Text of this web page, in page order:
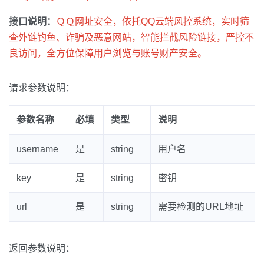
接口说明：
ＱＱ网址安全，依托QQ云端风控系统，实时筛
查外链钓鱼、诈骗及恶意网站，智能拦截风险链接，严控不
良访问，全方位保障用户浏览与账号财产安全。
请求参数说明：
参数名称 必填 类型 说明
username 是 string 用户名
key 是 string 密钥
url 是 string 需要检测的URL地址
返回参数说明：